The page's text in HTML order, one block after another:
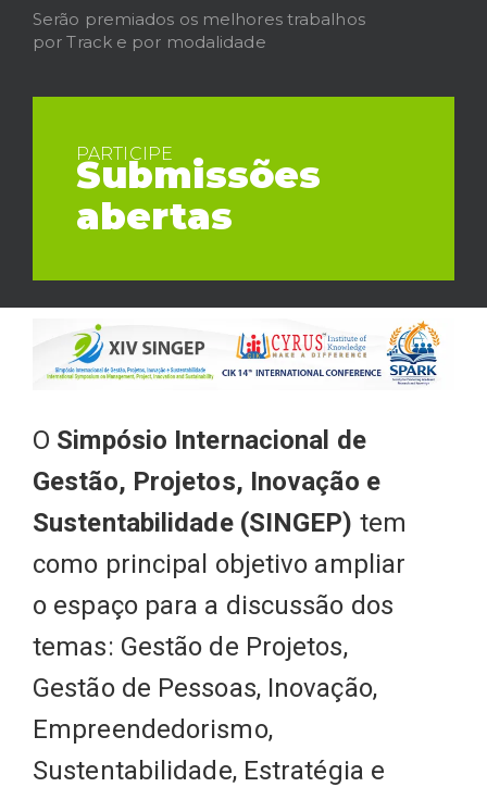
Serão premiados os melhores trabalhos
por Track e por modalidade
PARTICIPE
Submissões
abertas
O Simpósio Internacional de
Gestão, Projetos, Inovação e
Sustentabilidade (SINGEP) tem
como principal objetivo ampliar
o espaço para a discussão dos
temas: Gestão de Projetos,
Gestão de Pessoas, Inovação,
Empreendedorismo,
Sustentabilidade, Estratégia e